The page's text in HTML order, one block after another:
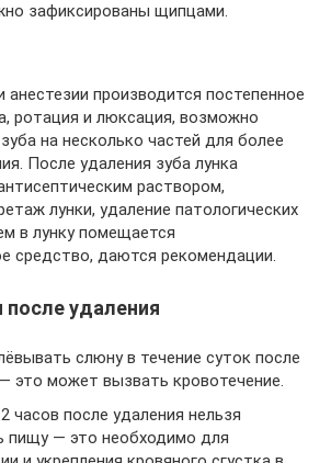
зафиксированы щипцами.
анестезии производится постепенное
ротация и люксация, возможно
на несколько частей для более
После удаления зуба лунка
раствором,
лунки, удаление патологических
в лунку помещается
средство, даются рекомендации.
удаления
слюну в течение суток после
это может вызвать кровотечение.
часов после удаления нельзя
пищу — это необходимо для